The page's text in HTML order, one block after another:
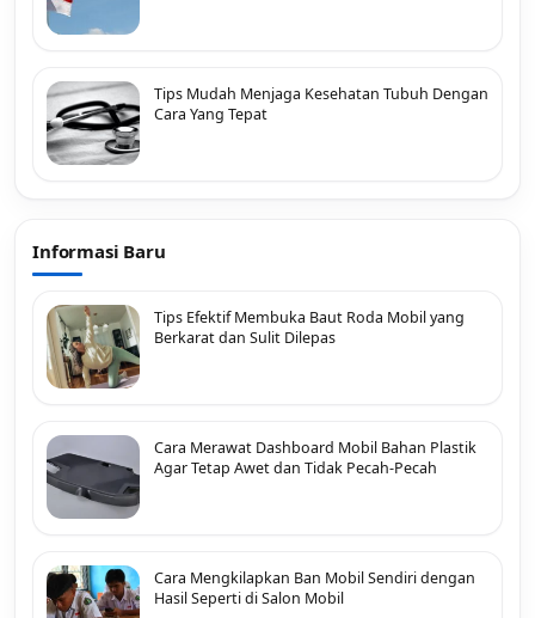
Tips Mudah Menjaga Kesehatan Tubuh Dengan
Cara Yang Tepat
Informasi Baru
Tips Efektif Membuka Baut Roda Mobil yang
Berkarat dan Sulit Dilepas
Cara Merawat Dashboard Mobil Bahan Plastik
Agar Tetap Awet dan Tidak Pecah-Pecah
Cara Mengkilapkan Ban Mobil Sendiri dengan
Hasil Seperti di Salon Mobil